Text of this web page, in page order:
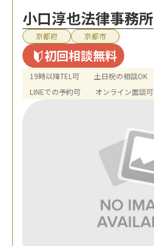
小口淳也法律事務所
京都府 京都市
初回相談無料
19時以降TEL可 土日祝の相談OK
LINEでの予約可
オンライン面談可